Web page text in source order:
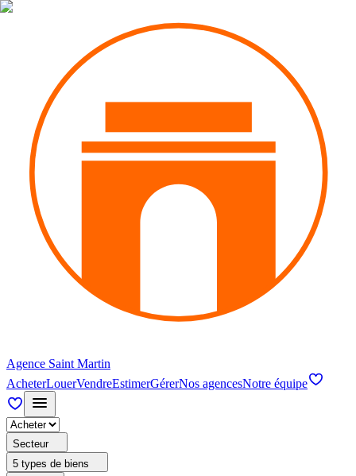
Agence Saint Martin
AcheterLouerVendreEstimerGérerNos agencesNotre équipe
Secteur
5 types de biens